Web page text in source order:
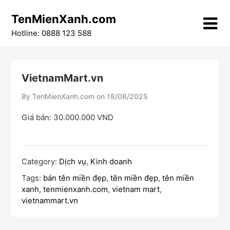
content
TenMienXanh.com
Hotline: 0888 123 588
VietnamMart.vn
By TenMienXanh.com on 18/08/2025
Giá bán: 30.000.000 VND
Category: Dịch vụ, Kinh doanh
Tags: bán tên miền đẹp,tên miền đẹp,tên miền
xanh,tenmienxanh.com,vietnam mart,
vietnammart.vn